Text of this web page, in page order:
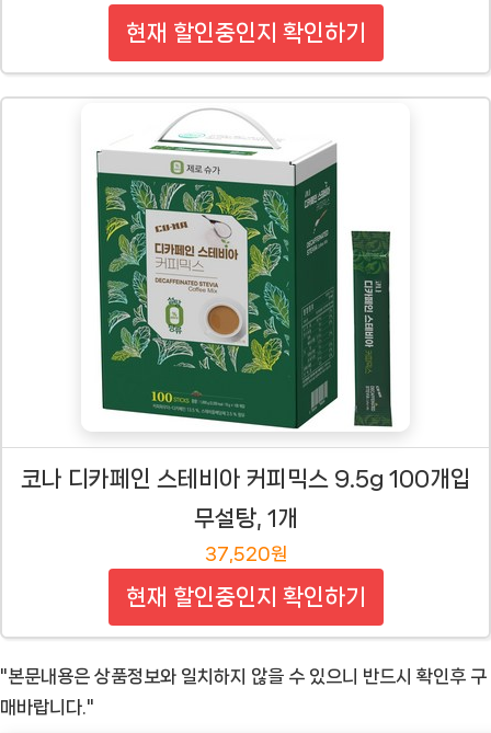
현재 할인중인지 확인하기
코나 디카페인 스테비아 커피믹스 9.5g 100개입
무설탕, 1개
37,520원
현재 할인중인지 확인하기
"본문내용은 상품정보와 일치하지 않을 수 있으니 반드시 확인후 구
매바랍니다."